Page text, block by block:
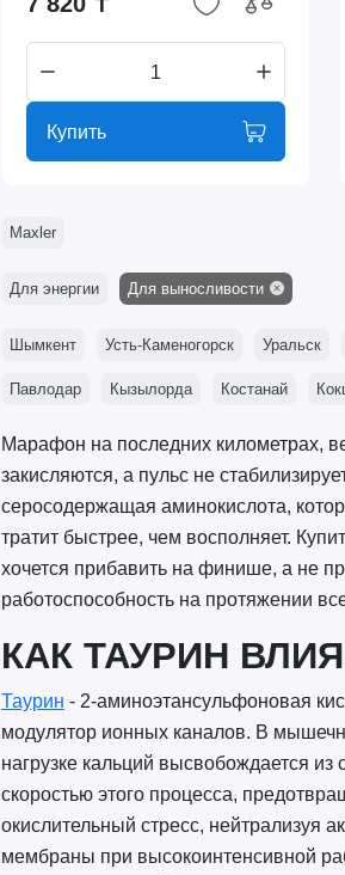
Купить
Maxler
Для энергии Для выносливости
Шымкент Усть-Каменогорск Уральск
Павлодар Кызылорда Костанай
Марафон на последних километрах,
закисляются, а пульс не
серосодержащая аминокислота,
тратит быстрее, чем восполняет.
хочется прибавить на финише, а не
работоспособность на протяжении
КАК ТАУРИН
Таурин - 2-аминоэтансульфоновая
модулятор ионных каналов. В
нагрузке кальций высвобождается из
скоростью этого процесса,
окислительный стресс,
мембраны при высокоинтенсивной